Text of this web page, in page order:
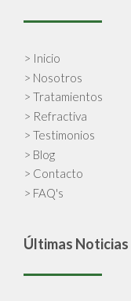
> Inicio
> Nosotros
> Tratamientos
> Refractiva
> Testimonios
> Blog
> Contacto
> FAQ's
Últimas Noticias